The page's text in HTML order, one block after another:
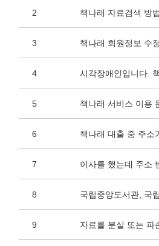
2 책나래 자료검색 방
3 책나래 회원정보 수
4 시각장애인입니다.
5 책나래 서비스 이용
6 책나래 대출 중 주소
7 이사를 했는데 주소
8 국립중앙도서관, 국
9 자료를 분실 또는 파